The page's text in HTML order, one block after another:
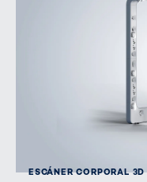
ESCÁNER CORPORAL 3D